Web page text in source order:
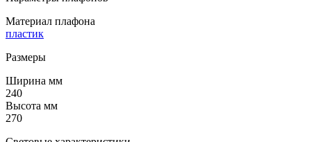
Материал плафона
пластик
Размеры
Ширина мм
240
Высота мм
270